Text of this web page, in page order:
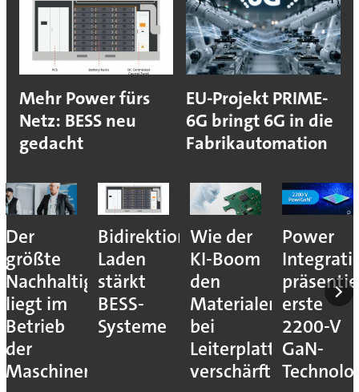
Mehr Power fürs
Netz: BESS neu
gedacht
EU-Projekt PRIME-
6G bringt 6G in die
Fabrikautomation
Der
größte
Nachhaltigkeitshebel
liegt im
Betrieb
der
Maschinen
Bidirektionales
Laden
stärkt
BESS-
Systeme
Wie der
KI-Boom
den
Materialengpass
bei
Leiterplatten
verschärft
Power
erste
2200-V
GaN-